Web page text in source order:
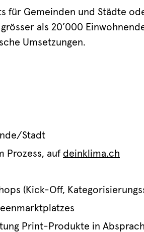
für Gemeinden und Städte
als 20’000
Umsetzungen.
Stadt
Prozess, auf deinklima.ch
(Kick-Off,
Print-Produkte in